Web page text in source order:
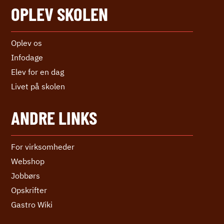
OPLEV SKOLEN
Oplev os
Infodage
Elev for en dag
Livet på skolen
ANDRE LINKS
For virksomheder
Webshop
Jobbørs
Opskrifter
Gastro Wiki